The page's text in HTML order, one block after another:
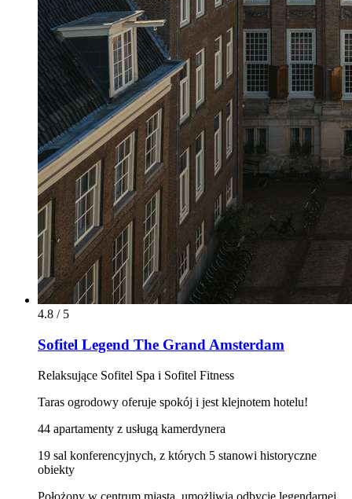
4.8 / 5
Sofitel Legend The Grand Amsterdam
Relaksujące Sofitel Spa i Sofitel Fitness
Taras ogrodowy oferuje spokój i jest klejnotem hotelu!
44 apartamenty z usługą kamerdynera
19 sal konferencyjnych, z których 5 stanowi historyczne
obiekty
Położony w centrum miasta, umożliwia odbycie legendarnej